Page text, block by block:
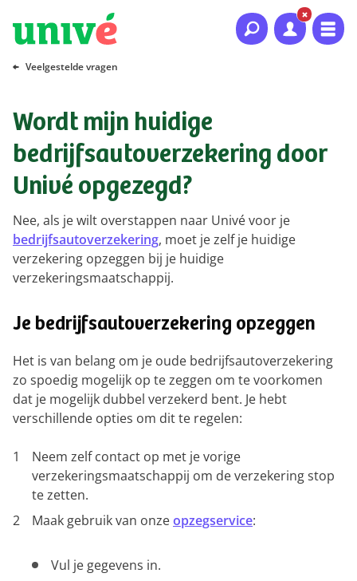
Naar hoofdinhoud
Naar hoofdnavigatie
Naar footer
Veelgestelde vragen
Wordt mijn huidige
bedrijfsautoverzekering door
Univé opgezegd?
Nee, als je wilt overstappen naar Univé voor je
bedrijfsautoverzekering, moet je zelf je huidige
verzekering opzeggen bij je huidige
verzekeringsmaatschappij.
Je bedrijfsautoverzekering opzeggen
Het is van belang om je oude bedrijfsautoverzekering
zo spoedig mogelijk op te zeggen om te voorkomen
dat je mogelijk dubbel verzekerd bent. Je hebt
verschillende opties om dit te regelen:
Neem zelf contact op met je vorige
verzekeringsmaatschappij om de verzekering stop
te zetten.
Maak gebruik van onzeopzegservice:
Vul je gegevens in.